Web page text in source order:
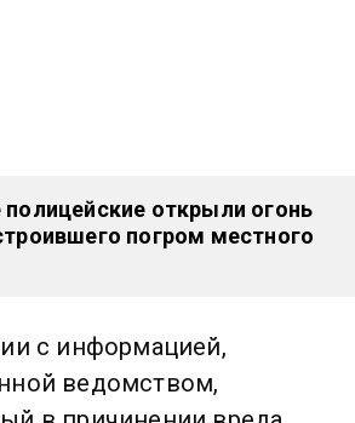
полицейские открыли огонь
погром местного
с информацией,
ведомством,